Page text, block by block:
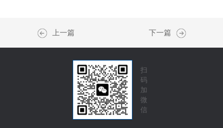
上一篇 下一篇
扫
码
加
微
信